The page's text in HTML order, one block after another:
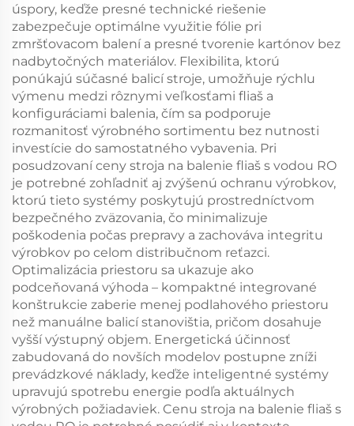
úspory, keďže presné technické riešenie
zabezpečuje optimálne využitie fólie pri
zmršťovacom balení a presné tvorenie kartónov bez
nadbytočných materiálov. Flexibilita, ktorú
ponúkajú súčasné balicí stroje, umožňuje rýchlu
výmenu medzi rôznymi veľkosťami fliaš a
konfiguráciami balenia, čím sa podporuje
rozmanitosť výrobného sortimentu bez nutnosti
investície do samostatného vybavenia. Pri
posudzovaní ceny stroja na balenie fliaš s vodou RO
je potrebné zohľadniť aj zvýšenú ochranu výrobkov,
ktorú tieto systémy poskytujú prostredníctvom
bezpečného zväzovania, čo minimalizuje
poškodenia počas prepravy a zachováva integritu
výrobkov po celom distribučnom reťazci.
Optimalizácia priestoru sa ukazuje ako
podceňovaná výhoda – kompaktné integrované
konštrukcie zaberie menej podlahového priestoru
než manuálne balicí stanovištia, pričom dosahuje
vyšší výstupný objem. Energetická účinnosť
zabudovaná do novších modelov postupne zníži
prevádzkové náklady, keďže inteligentné systémy
upravujú spotrebu energie podľa aktuálnych
výrobných požiadaviek. Cenu stroja na balenie fliaš s